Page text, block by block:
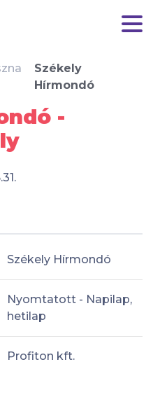
Székely
Hírmondó
-
Székely Hírmondó
Nyomtatott - Napilap,
hetilap
Profiton kft.